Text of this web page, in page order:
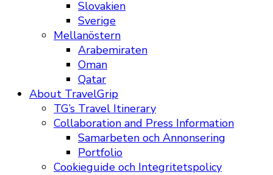
Slovakien
Sverige
Mellanöstern
Arabemiraten
Oman
Qatar
About TravelGrip
TG’s Travel Itinerary
Collaboration and Press Information
Samarbeten och Annonsering
Portfolio
Cookieguide och Integritetspolicy